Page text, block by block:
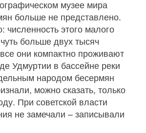
музее мира
больше не представлено.
численность этого малого
больше двух тысяч
они компактно проживают
Удмуртии в бассейне реки
народом бесермян
можно сказать, только
При советской власти
не замечали – записывали